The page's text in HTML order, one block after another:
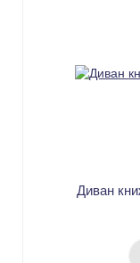
Диван